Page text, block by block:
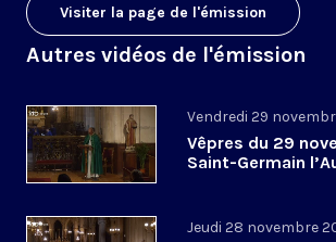
Visiter la page de l'émission
Autres vidéos de l'émission
Vendredi 29
Vêpres du 29
Saint-Germain
Jeudi 28 novembre